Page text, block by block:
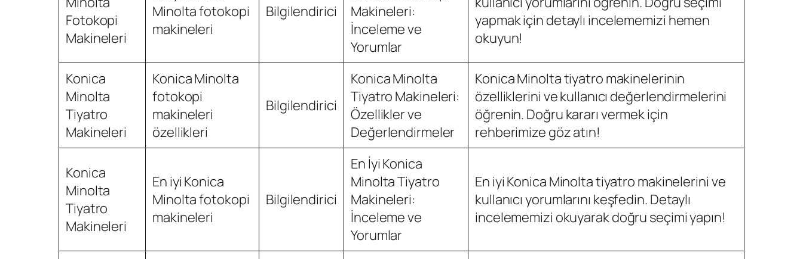
Fotokopi
Makineleri
Minolta fotokopi
makineleri
Bilgilendirici
Makineleri:
İnceleme ve
Yorumlar
yapmak için detaylı incelememizi hemen
okuyun!
Konica
Minolta
Tiyatro
Makineleri
Konica Minolta
fotokopi
makineleri
özellikleri
Bilgilendirici
Konica Minolta
Tiyatro Makineleri:
Özellikler ve
Değerlendirmeler
Konica Minolta tiyatro makinelerinin
özelliklerini ve kullanıcı değerlendirmelerini
öğrenin. Doğru kararı vermek için
rehberimize göz atın!
Konica
Minolta
Tiyatro
Makineleri
En iyi Konica
Minolta fotokopi
makineleri
Bilgilendirici
En İyi Konica
Minolta Tiyatro
Makineleri:
İnceleme ve
Yorumlar
En iyi Konica Minolta tiyatro makinelerini ve
kullanıcı yorumlarını keşfedin. Detaylı
incelememizi okuyarak doğru seçimi yapın!